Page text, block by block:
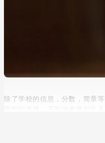
除了学校的信息，分数，简章